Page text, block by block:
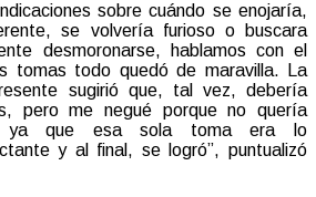
sobre cuándo se enojaría,
se volvería furioso o buscara
desmoronarse, hablamos con el
tomas todo quedó de maravilla. La
sugirió que, tal vez, debería
pero me negué porque no quería
ya que esa sola toma era lo
y al final, se logró”, puntualizó